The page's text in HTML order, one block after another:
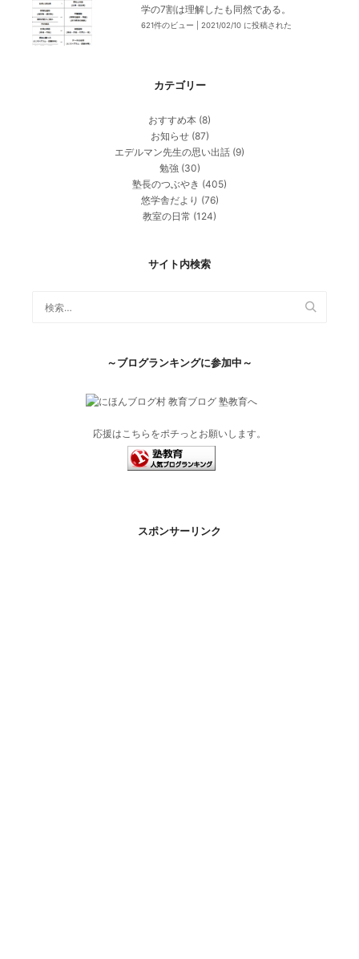
学の7割は理解したも同然である。
621件のビュー 2021/02/10 に投稿された
カテゴリー
おすすめ本 (8)
お知らせ(87)
エデルマン先生の思い出話 (9)
勉強 (30)
塾長のつぶやき (405)
悠学舎だより (76)
教室の日常 (124)
サイト内検索
～ブログランキングに参加中～
応援はこちらをポチっとお願いします。
スポンサーリンク